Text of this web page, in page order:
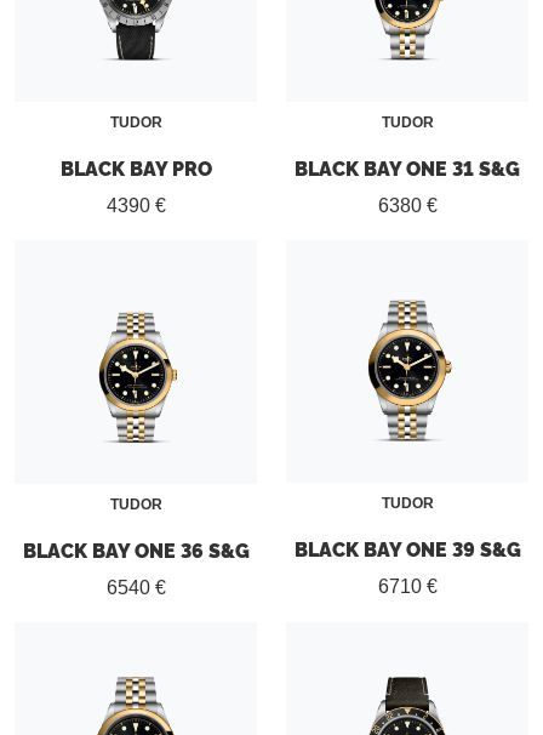
TUDOR
BLACK BAY PRO
4390 €
TUDOR
BLACK BAY ONE 31 S&G
6380 €
TUDOR
BLACK BAY ONE 36 S&G
6540 €
TUDOR
BLACK BAY ONE 39 S&G
6710 €